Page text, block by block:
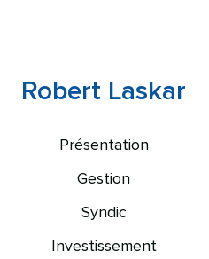
Robert Laskar
Présentation
Gestion
Syndic
Investissement